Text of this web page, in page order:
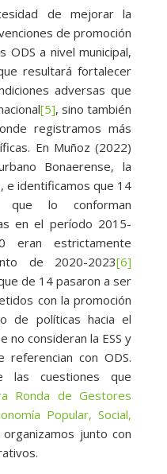
de mejorar la
de promoción
ODS a nivel municipal,
resultará fortalecer
adversas que
[5], sino también
registramos más
En Muñoz (2022)
Bonaerense, la
e identificamos que 14
lo conforman
en el período 2015-
estrictamente
de 2020-2023[6]
de 14 pasaron a ser
con la promoción
de políticas hacia el
no consideran la ESS y
referencian con ODS.
las cuestiones que
Ronda de Gestores
Popular, Social,
organizamos junto con